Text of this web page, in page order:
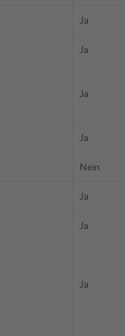
Ja
Ja
Ja
Ja
Nein
Ja
Ja
Ja